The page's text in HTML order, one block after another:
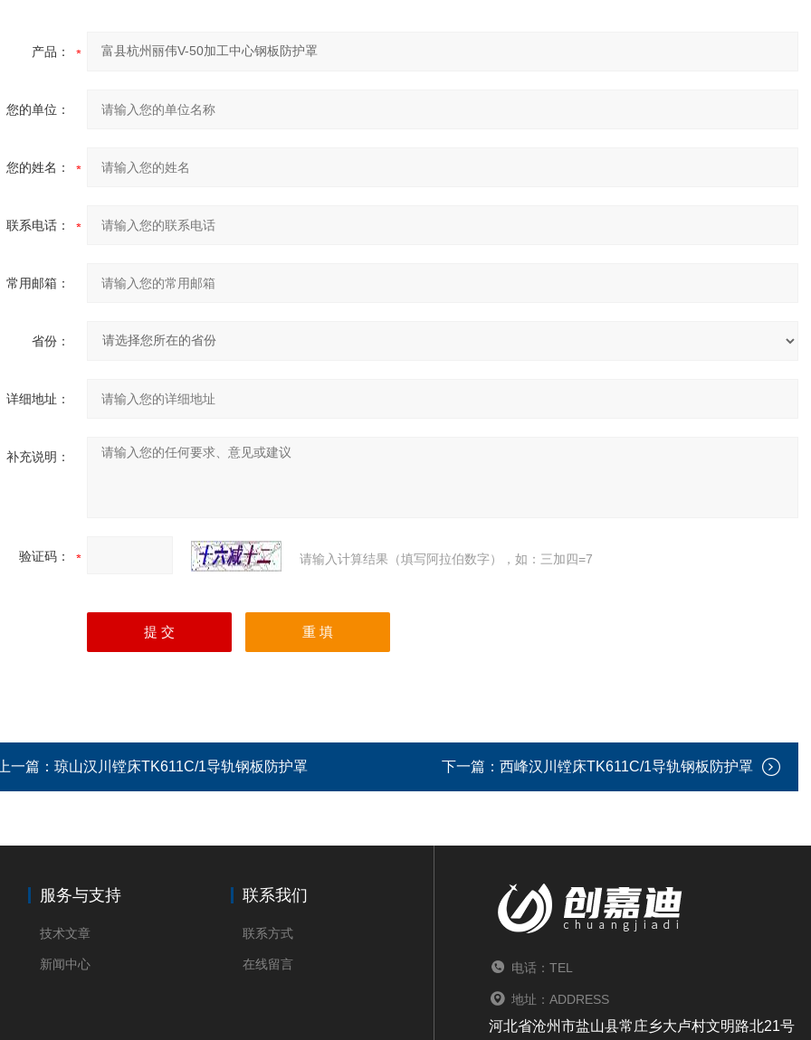
产品：
您的单位：
您的姓名：
联系电话：
常用邮箱：
省份：
详细地址：
补充说明：
验证码： 请输入计算结果（填写阿拉伯数字），如：三加四=7
上一篇： 琼山汉川镗床TK611C/1导轨钢板防护罩 下一篇： 西峰汉川镗床TK611C/1导轨钢板防护罩
服务与支持
技术文章
新闻中心
联系我们
联系方式
在线留言 电话：TEL
地址：ADDRESS
河北省沧州市盐山县常庄乡大卢村文明路北21号